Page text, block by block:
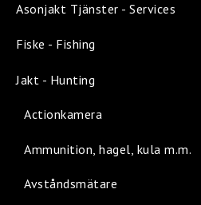
Asonjakt Tjänster - Services
Fiske - Fishing
Jakt - Hunting
Actionkamera
Ammunition, hagel, kula m.m.
Avståndsmätare